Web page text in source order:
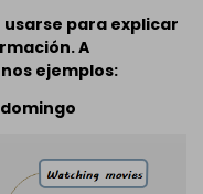
para explicar
A
ejemplos: